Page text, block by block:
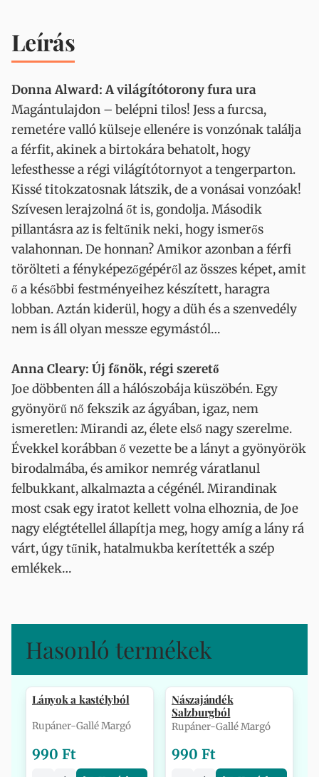
Leírás
Donna Alward: A világítótorony fura ura
Magántulajdon – belépni tilos! Jess a furcsa,
remetére valló külseje ellenére is vonzónak találja
a férfit, akinek a birtokára behatolt, hogy
lefesthesse a régi világítótornyot a tengerparton.
Kissé titokzatosnak látszik, de a vonásai vonzóak!
Szívesen lerajzolná őt is, gondolja. Második
pillantásra az is feltűnik neki, hogy ismerős
valahonnan. De honnan? Amikor azonban a férfi
törölteti a fényképezőgépéről az összes képet, amit
ő a későbbi festményeihez készített, haragra
lobban. Aztán kiderül, hogy a düh és a szenvedély
nem is áll olyan messze egymástól…
Anna Cleary: Új főnök, régi szerető
Joe döbbenten áll a hálószobája küszöbén. Egy
gyönyörű nő fekszik az ágyában, igaz, nem
ismeretlen: Mirandi az, élete első nagy szerelme.
Évekkel korábban ő vezette be a lányt a gyönyörök
birodalmába, és amikor nemrég váratlanul
felbukkant, alkalmazta a cégénél. Mirandinak
most csak egy iratot kellett volna elhoznia, de Joe
nagy elégtétellel állapítja meg, hogy amíg a lány rá
várt, úgy tűnik, hatalmukba kerítették a szép
emlékek…
Hasonló termékek
Lányok a kastélyból
Rupáner-Gallé Margó
990 Ft
Nászajándék
Salzburgból
Rupáner-Gallé Margó
990 Ft